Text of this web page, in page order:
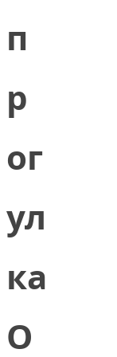
п
р
ог
ул
ка
O